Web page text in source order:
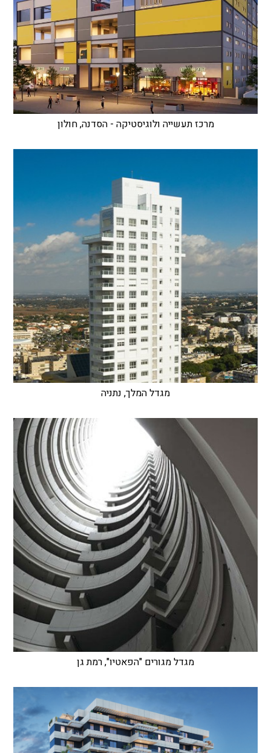
מרכז תעשייה ולוגיסטיקה - הסדנה, חולון
מגדל המלך, נתניה
מגדל מגורים "הפאטיו", רמת גן